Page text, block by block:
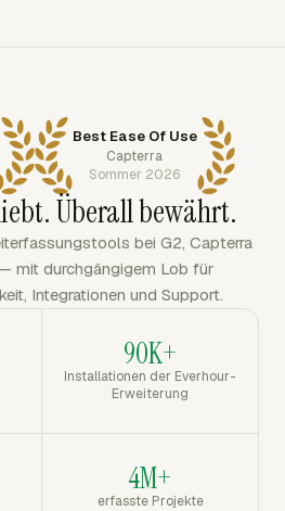
Best Ease Of Use
Capterra
Sommer 2026
Überall bewährt.
bei G2, Capterra
mit durchgängigem Lob für
Integrationen und Support.
90K+
Installationen der Everhour-
Erweiterung
4M+
erfasste Projekte